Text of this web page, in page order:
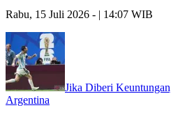
Rabu, 15 Juli 2026 - | 14:07 WIB
Jika Diberi
Argentina